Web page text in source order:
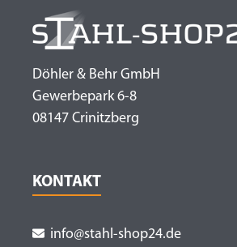
Döhler & Behr GmbH
Gewerbepark 6-8
08147 Crinitzberg
KONTAKT
info@stahl-shop24.de